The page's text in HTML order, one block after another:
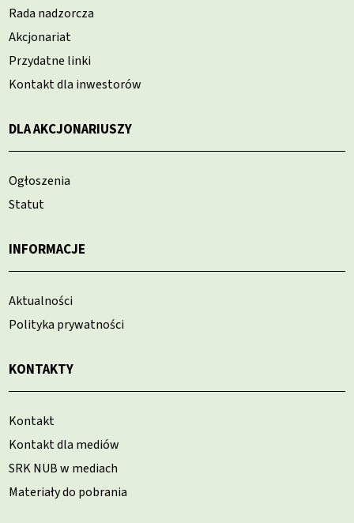
Rada nadzorcza
Akcjonariat
Przydatne linki
Kontakt dla inwestorów
DLA AKCJONARIUSZY
Ogłoszenia
Statut
INFORMACJE
Aktualności
Polityka prywatności
KONTAKTY
Kontakt
Kontakt dla mediów
SRK NUB w mediach
Materiały do pobrania